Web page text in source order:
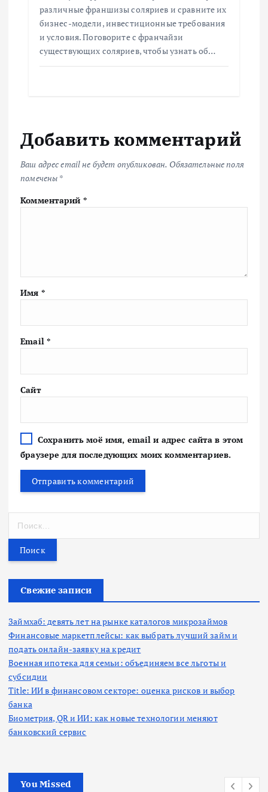
различные франшизы соляриев и сравните их
бизнес-модели, инвестиционные требования
и условия. Поговорите с франчайзи
существующих соляриев, чтобы узнать об…
Добавить комментарий
Ваш адрес email не будет опубликован. Обязательные поля
помечены *
Комментарий *
Имя *
Email *
Сайт
Сохранить моё имя, email и адрес сайта в этом
браузере для последующих моих комментариев.
т
Свежие записи
Займхаб: девять лет на рынке каталогов микрозаймов
Финансовые маркетплейсы: как выбрать лучший займ и
подать онлайн-заявку на кредит
Военная ипотека для семьи: объединяем все льготы и
субсидии
Title: ИИ в финансовом секторе: оценка рисков и выбор
банка
Биометрия, QR и ИИ: как новые технологии меняют
банковский сервис
You Missed